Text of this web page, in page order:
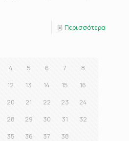
Περισσότερα
4 5 6 7
8
12 13 14 15
16
20 21 22 23
24
28 29 30 31
32
35 36 37 38